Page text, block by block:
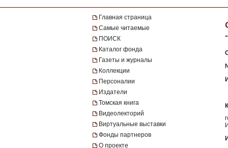
Главная страница
Самые читаемые
ПОИСК
Каталог фонда
Газеты и журналы
Коллекции
Персоналии
Издатели
Томская книга
Видеолекторий
Виртуальные выставки
Фонды партнеров
О проекте